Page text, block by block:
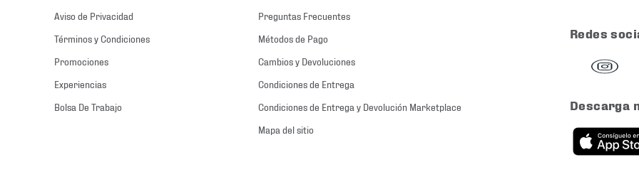
Aviso de Privacidad
Términos y Condiciones
Promociones
Experiencias
Bolsa De Trabajo
Preguntas Frecuentes
Métodos de Pago
Cambios y Devoluciones
Condiciones de Entrega
Condiciones de Entrega y Devolución Marketplace
Mapa del sitio
Redes
Descarga